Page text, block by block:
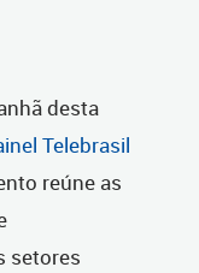
desta
Telebrasil
reúne as
setores